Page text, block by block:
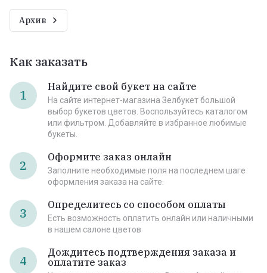
Архив
Как заказать
1
Найдите свой букет на сайте
На сайте интернет-магазина Зелбукет большой
выбор букетов цветов. Воспользуйтесь каталогом
или фильтром. Добавляйте в избранное любимые
букеты.
2
Оформите заказ онлайн
Заполните необходимые поля на последнем шаге
оформления заказа на сайте.
3
Определитесь со способом оплаты
Есть возможность оплатить онлайн или наличными
в нашем салоне цветов
4
Дождитесь подтверждения заказа и
оплатите заказ